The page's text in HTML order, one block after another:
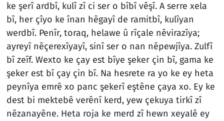
ke şerî ardbî, kulî zî ci ser o bîbî vêşî. A serre xela
bî, her çîyo ke înan hêgayî de ramitbî, kulîyan
werdbî. Penîr, toraq, helawe û rîçale nêvirazîya;
ayreyî nêçerexîyayî, sinî ser o nan nêpewjîya. Zulfî
bî zeîf. Wexto ke çay est bîye şeker çin bî, gama ke
şeker est bî çay çin bî. Na hesrete ra yo ke ey heta
peynîya emrê xo panc şekerî eştêne çaya xo. Ey ke
dest bi mektebê verênî kerd, yew çekuya tirkî zî
nêzanayêne. Heta roja ke merd zî hewn xeyalê ey